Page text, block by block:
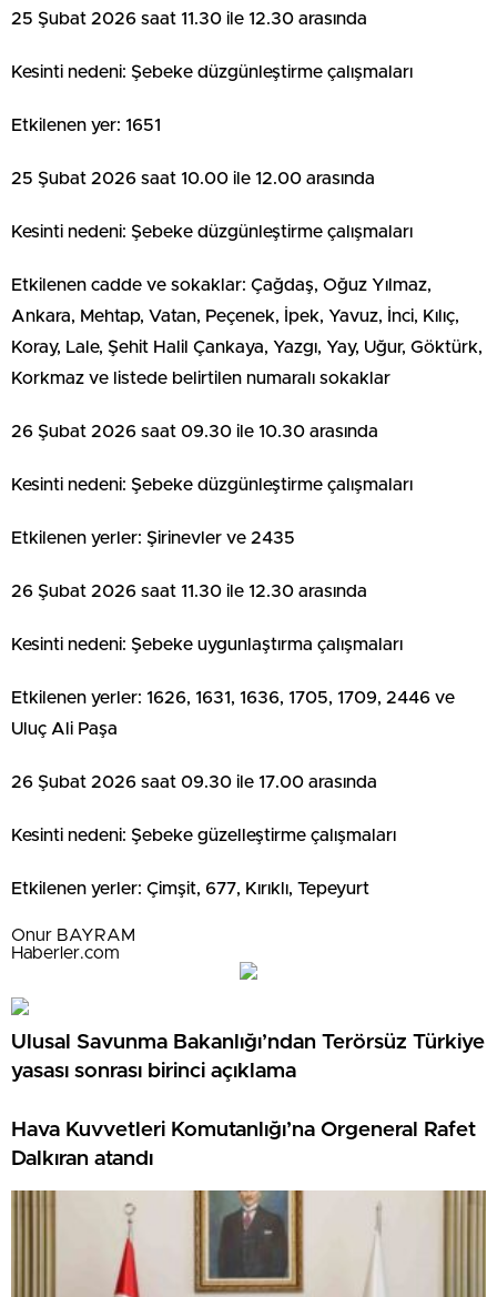
25 Şubat 2026 saat 11.30 ile 12.30 arasında
Kesinti nedeni: Şebeke düzgünleştirme çalışmaları
Etkilenen yer: 1651
25 Şubat 2026 saat 10.00 ile 12.00 arasında
Kesinti nedeni: Şebeke düzgünleştirme çalışmaları
Etkilenen cadde ve sokaklar: Çağdaş, Oğuz Yılmaz,
Ankara, Mehtap, Vatan, Peçenek, İpek, Yavuz, İnci, Kılıç,
Koray, Lale, Şehit Halil Çankaya, Yazgı, Yay, Uğur, Göktürk,
Korkmaz ve listede belirtilen numaralı sokaklar
26 Şubat 2026 saat 09.30 ile 10.30 arasında
Kesinti nedeni: Şebeke düzgünleştirme çalışmaları
Etkilenen yerler: Şirinevler ve 2435
26 Şubat 2026 saat 11.30 ile 12.30 arasında
Kesinti nedeni: Şebeke uygunlaştırma çalışmaları
Etkilenen yerler: 1626, 1631, 1636, 1705, 1709, 2446 ve
Uluç Ali Paşa
26 Şubat 2026 saat 09.30 ile 17.00 arasında
Kesinti nedeni: Şebeke güzelleştirme çalışmaları
Etkilenen yerler: Çimşit, 677, Kırıklı, Tepeyurt
Onur BAYRAM
Haberler.com
Ulusal Savunma Bakanlığı’ndan Terörsüz Türkiye
yasası sonrası birinci açıklama
Hava Kuvvetleri Komutanlığı’na Orgeneral Rafet
Dalkıran atandı